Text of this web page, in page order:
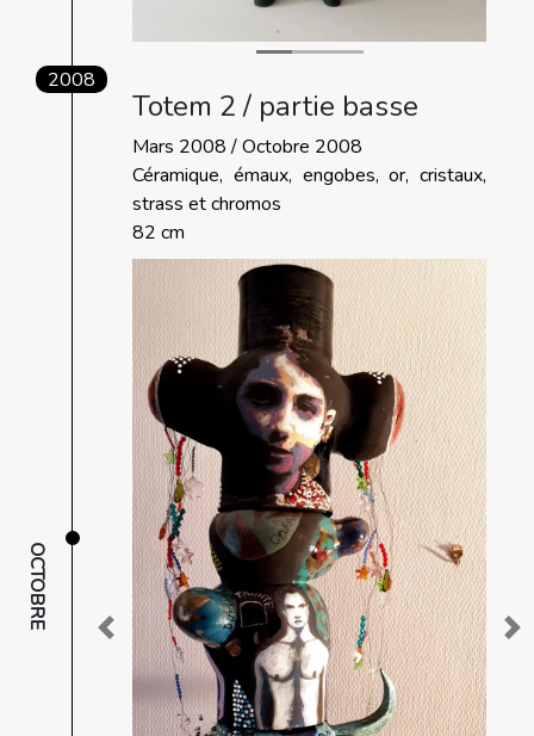
2008
OCTOBRE
Totem 2 / partie basse
Mars 2008 / Octobre 2008
Céramique, émaux, engobes, or, cristaux,
strass et chromos
82 cm
Previous